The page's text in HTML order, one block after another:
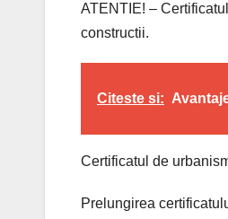
ATENTIE! –
constructii.
Citeste si:
Certificatul de
Prelungirea